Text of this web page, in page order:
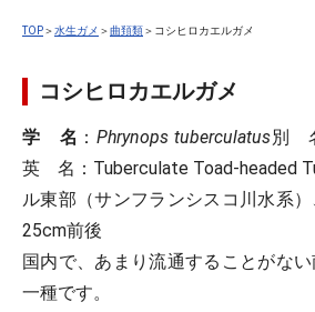
TOP＞水生ガメ ＞曲頚類＞コシヒロカエルガメ
コシヒロカエルガメ
学 名 ： Phrynops tuberculatus別
英 名 ：Tuberculate Toad-headed
ル東部（サンフランシスコ川水系
25cm前後
国内で、あまり流通することがな
一種です。